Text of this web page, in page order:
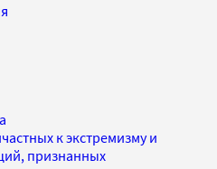
к экстремизму и
признанных